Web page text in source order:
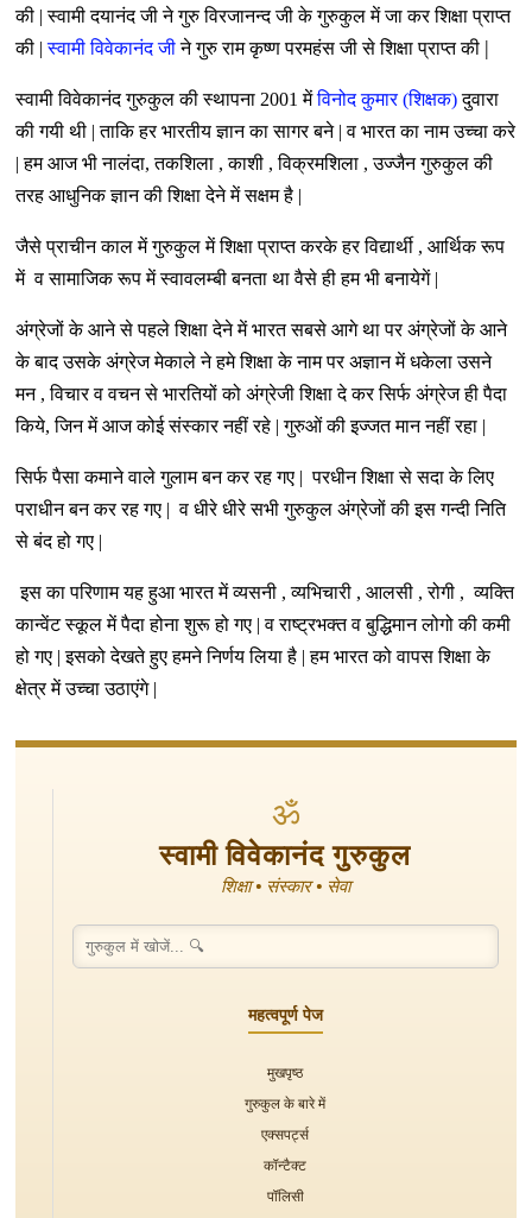
की | स्वामी दयानंद जी ने गुरु विरजानन्द जी के गुरुकुल में जा कर शिक्षा प्राप्त
की |स्वामी विवेकानंद जीने गुरु राम कृष्ण परमहंस जी से शिक्षा प्राप्त की |
स्वामी विवेकानंद गुरुकुल की स्थापना 2001 मेंविनोद कुमार (शिक्षक)दुवारा
की गयी थी | ताकि हर भारतीय ज्ञान का सागर बने | व भारत का नाम उच्चा करे
| हम आज भी नालंदा, तकशिला , काशी , विक्रमशिला , उज्जैन गुरुकुल की
तरह आधुनिक ज्ञान की शिक्षा देने में सक्षम है |
जैसे प्राचीन काल में गुरुकुल में शिक्षा प्राप्त करके हर विद्यार्थी , आर्थिक रूप
में व सामाजिक रूप में स्वावलम्बी बनता था वैसे ही हम भी बनायेगें |
अंग्रेजों के आने से पहले शिक्षा देने में भारत सबसे आगे था पर अंग्रेजों के आने
के बाद उसके अंग्रेज मेकाले ने हमे शिक्षा के नाम पर अज्ञान में धकेला उसने
मन , विचार व वचन से भारतियों को अंग्रेजी शिक्षा दे कर सिर्फ अंग्रेज ही पैदा
किये, जिन में आज कोई संस्कार नहीं रहे | गुरुओं की इज्जत मान नहीं रहा |
सिर्फ पैसा कमाने वाले गुलाम बन कर रह गए | परधीन शिक्षा से सदा के लिए
पराधीन बन कर रह गए | व धीरे धीरे सभी गुरुकुल अंग्रेजों की इस गन्दी निति
से बंद हो गए |
इस का परिणाम यह हुआ भारत में व्यसनी , व्यभिचारी , आलसी , रोगी , व्यक्ति
कान्वेंट स्कूल में पैदा होना शुरू हो गए | व राष्ट्रभक्त व बुद्धिमान लोगो की कमी
हो गए | इसको देखते हुए हमने निर्णय लिया है | हम भारत को वापस शिक्षा के
क्षेत्र में उच्चा उठाएंगे |
ॐ
स्वामी विवेकानंद गुरुकुल
शिक्षा • संस्कार • सेवा
महत्वपूर्ण पेज
मुखपृष्ठ
गुरुकुल के बारे में
एक्सपर्ट्स
कॉन्टैक्ट
पॉलिसी